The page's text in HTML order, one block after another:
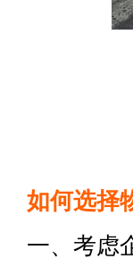
如何选择
一、考虑